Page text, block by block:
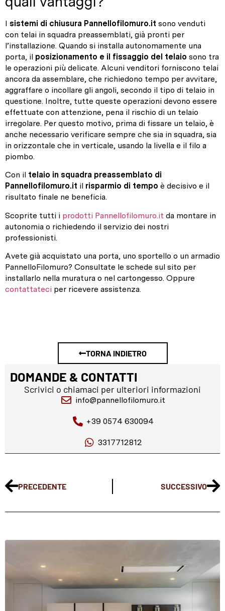
I sistemi di chiusura Pannellofilomuro.it sono venduti
con telai in squadra preassemblati, già pronti per
l’installazione. Quando si installa autonomamente una
porta, il posizionamento e il fissaggio del telaio sono tra
le operazioni più delicate. Alcuni venditori forniscono telai
ancora da assemblare, che richiedono tempo per avvitare,
aggraffare o incollare gli angoli, secondo il tipo di telaio in
questione. Inoltre, tutte queste operazioni devono essere
effettuate con attenzione, pena il rischio di un telaio
irregolare. Per questo motivo, prima di fissare un telaio, è
anche necessario verificare sempre che sia in squadra, sia
in orizzontale che in verticale, usando la livella e il filo a
piombo.
Con il telaio in squadra preassemblato di
Pannellofilomuro.it il risparmio di tempo è decisivo e il
risultato finale ne beneficia.
Scoprite tutti i prodotti Pannellofilomuro.it da montare in
autonomia o richiedendo il servizio dei nostri
professionisti.
Avete già acquistato una porta, uno sportello o un armadio
PannelloFilomuro? Consultate le schede sul sito per
installarlo nella muratura o nel cartongesso. Oppure
contattateci per ricevere assistenza.
TORNA INDIETRO
DOMANDE & CONTATTI
Scrivici o chiamaci per ulteriori informazioni
info@pannellofilomuro.it
+39 0574 630094
3317712812
PRECEDENTE SUCCESSIVO